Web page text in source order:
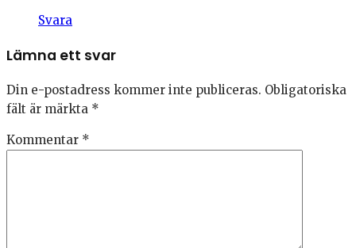
Svara
Lämna ett svar
Din e-postadress kommer inte publiceras. Obligatoriska
fält är märkta *
Kommentar *